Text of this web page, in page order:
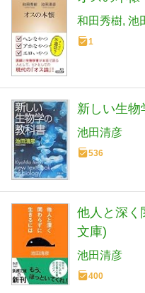
和田秀樹 池
1
新しい生物
池田清彦
536
他人と深く
文庫)
池田清彦
400